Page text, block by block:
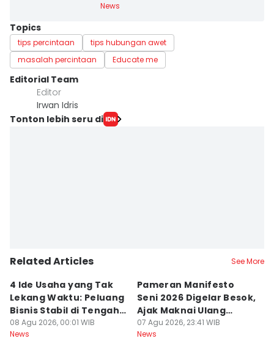
News
Topics
tips percintaan
tips hubungan awet
masalah percintaan
Educate me
Editorial Team
Editor
Irwan Idris
Tonton lebih seru di
Related Articles See More
4 Ide Usaha yang Tak
Lekang Waktu: Peluang
Bisnis Stabil di Tengah
Perubahan
08 Agu 2026, 00:01 WIB
News
Pameran Manifesto
Seni 2026 Digelar Besok,
Ajak Maknai Ulang
Maritim
07 Agu 2026, 23:41 WIB
News